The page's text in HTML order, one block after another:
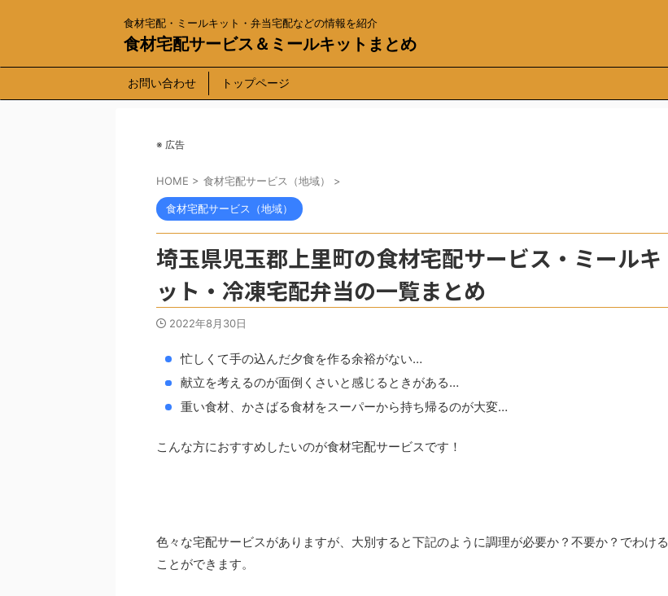
食材宅配・ミールキット・弁当宅配などの情報を紹介
食材宅配サービス＆ミールキットまとめ
お問い合わせ トップページ
※ 広告
HOME > 食材宅配サービス（地域） >
食材宅配サービス（地域）
埼玉県児玉郡上里町の食材宅配サービス・ミールキ
ット・冷凍宅配弁当の一覧まとめ
2022年8月30日
忙しくて手の込んだ夕食を作る余裕がない…
献立を考えるのが面倒くさいと感じるときがある…
重い食材、かさばる食材をスーパーから持ち帰るのが大変…
こんな方におすすめしたいのが食材宅配サービスです！
色々な宅配サービスがありますが、大別すると下記のように調理が必要か？不要か？でわける
ことができます。